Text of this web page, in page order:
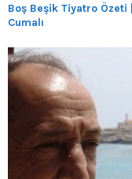
Boş Beşik Tiyatro Özeti
Cumalı